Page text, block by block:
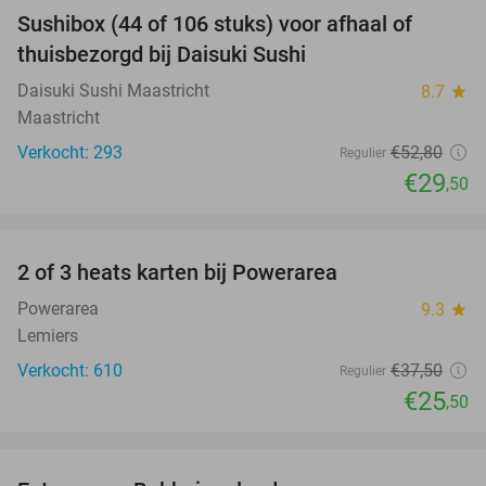
Sushibox (44 of 106 stuks) voor afhaal of
thuisbezorgd bij Daisuki Sushi
Daisuki Sushi Maastricht 8.7 star
Maastricht
Verkocht: 293
Regulier €52,80
€29,50
2 of 3 heats karten bij Powerarea
Powerarea 9.3 star
Lemiers
Verkocht: 610
Regulier €37,50
€25,50